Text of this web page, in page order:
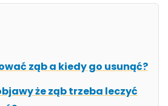
ząb a kiedy go usunąć?
że ząb trzeba leczyć